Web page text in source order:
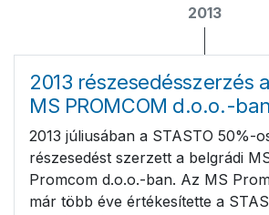
2013
2013 részesedésszerzés
MS PROMCOM d.o.o.-ban
2013 júliusában a STASTO 50%-
részesedést szerzett a belgrádi
Promcom d.o.o.-ban. Az MS
már több éve értékesítette a